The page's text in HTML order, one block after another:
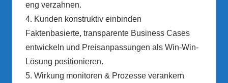
eng verzahnen.
4. Kunden konstruktiv einbinden
Faktenbasierte, transparente Business Cases
entwickeln und Preisanpassungen als Win-Win-
Lösung positionieren.
5. Wirkung monitoren & Prozesse verankern